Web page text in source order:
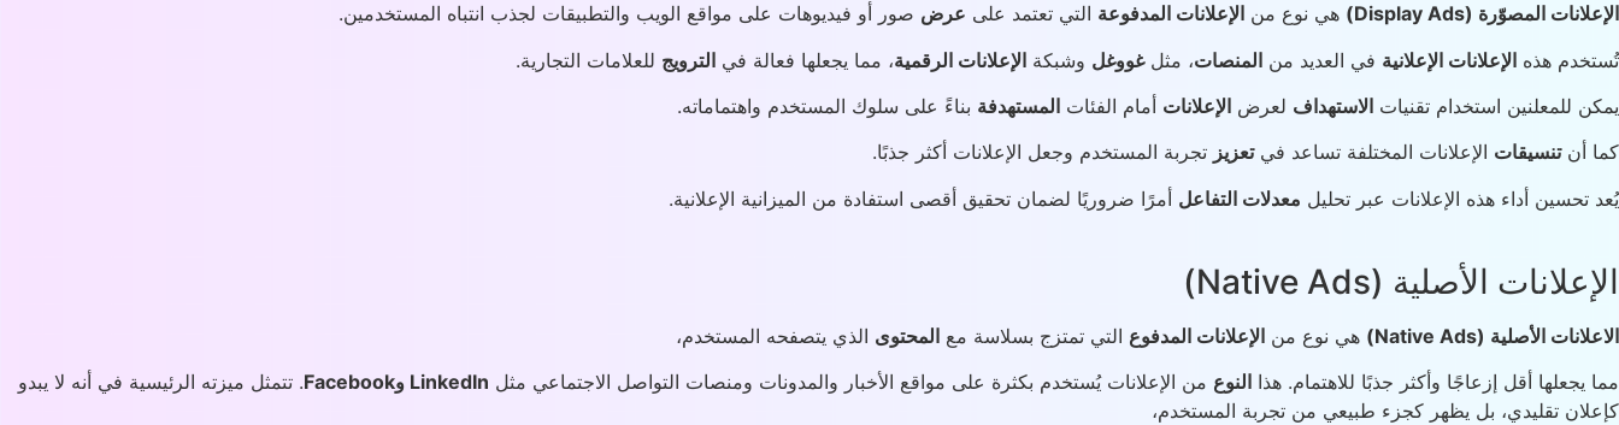
الإعلانات المصوّرة (Display Ads) هي نوع من الإعلانات المدفوعة التي تعتمد على عرض صور أو فيديوهات على مواقع الويب والتطبيقات لجذب انتباه المستخدمين.
تُستخدم هذه الإعلانات الإعلانية في العديد من المنصات، مثلغووغل وشبكة الإعلانات الرقمية، مما يجعلها فعالة في الترويج للعلامات التجارية.
يمكن للمعلنين استخدام تقنيات الاستهداف لعرض الإعلانات أمام الفئات المستهدفة بناءً على سلوك المستخدم واهتماماته.
كما أنتنسيقات الإعلانات المختلفة تساعد فيتعزيز تجربة المستخدم وجعل الإعلانات أكثر جذبًا.
يُعد تحسين أداء هذه الإعلانات عبر تحليل معدلات التفاعل أمرًا ضروريًا لضمان تحقيق أقصى استفادة من الميزانية الإعلانية.
الإعلانات الأصلية (Native Ads)
الاعلانات الأصلية (Native Ads) هي نوع من الإعلانات المدفوع التي تمتزج بسلاسة مع المحتوى الذي يتصفحه المستخدم،
مما يجعلها أقل إزعاجًا وأكثر جذبًا للاهتمام. هذا النوع من الإعلانات يُستخدم بكثرة على مواقع الأخبار والمدونات ومنصات التواصل الاجتماعي مثل LinkedIn وFacebook
. تتمثل ميزته الرئيسية في أنه لا يبدو
كإعلان تقليدي، بل يظهر كجزء طبيعي من تجربة المستخدم،